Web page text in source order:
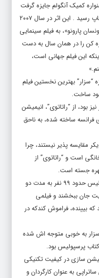
اثر در سال ۲۰۰۱ در جشنواره کمیک آنگولم جایزه گرفت
و سپس سه جلد دیگر آفریده شد و به چاپ رسید . این اثر در سال ۲۰۰۷
پارونو»، به فیلم سینمایی
کن را در همان سال به دست
این فیلم جهانی است،
“سزار” بهترین نخستین فیلم
ساخت.
بود، از “راتاتوی”، انیمیشن
ساخته شده، به ناحق
مقایسه پذیر نیستند، چرا
است و “راتاتوی” از
جسته است.
گفتنی است که برای ساختن فیلم پرسپولیس حدود ۹۹ نفر به مدت دو
تا به تقریباً ۶۷۰ شخصیت جان ببخشند و فیلمی
که بیینده، فراموش کندکه در
سزار به خوبی متوجه اش شده
پرسپولیس بود.
سازی در کیفیت تکنیکی
به عنوان کارگردان و